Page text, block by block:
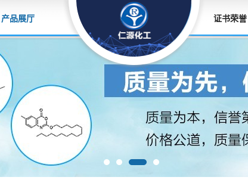
产品展厅 证书荣誉